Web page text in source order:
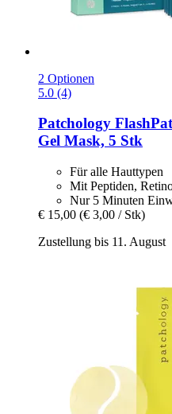
2 Optionen
5.0 (4)
Patchology
Gel Mask, 5 Stk
Für alle Hauttypen
Mit Peptiden,
Nur 5 Minuten
€ 15,00 (€ 3,00 / Stk)
Zustellung bis 11. August